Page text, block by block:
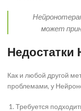
может
Недостатки
Как и любой другой
проблемами, у
Требуется